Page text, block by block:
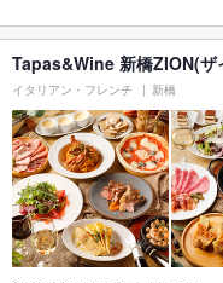
Tapas&Wine 新橋ZION(
イタリアン・フレンチ 新橋